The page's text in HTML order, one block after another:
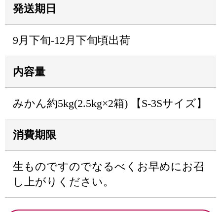
発送期日
9月下旬-12月下旬頃出荷
内容量
みかん約5kg(2.5kg×2箱) 【S-3Sサイズ】
消費期限
生ものですのでなるべくお早めにお召
し上がりください。